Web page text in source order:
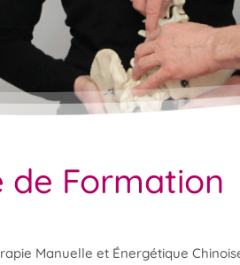
de Formation
Manuelle et Énergétique